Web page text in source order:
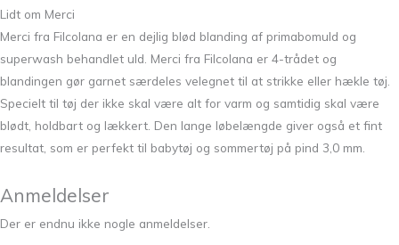
Lidt om Merci
Merci fra Filcolana er en dejlig blød blanding af primabomuld og
superwash behandlet uld. Merci fra Filcolana er 4-trådet og
blandingen gør garnet særdeles velegnet til at strikke eller hækle tøj.
Specielt til tøj der ikke skal være alt for varm og samtidig skal være
blødt, holdbart og lækkert. Den lange løbelængde giver også et fint
resultat, som er perfekt til babytøj og sommertøj på pind 3,0 mm.
Anmeldelser
Der er endnu ikke nogle anmeldelser.